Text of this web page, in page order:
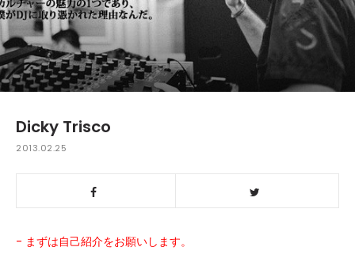
Dicky Trisco
2013.02.25
- まずは自己紹介をお願いします。